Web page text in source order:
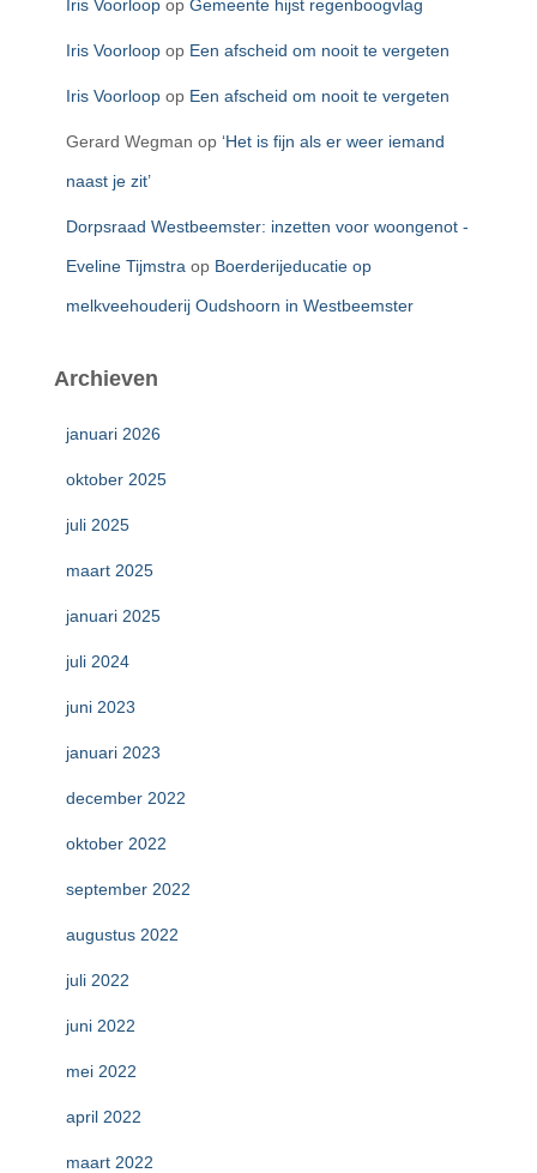
Iris Voorloop op Gemeente hijst regenboogvlag
Iris Voorloop op Een afscheid om nooit te vergeten
Iris Voorloop op Een afscheid om nooit te vergeten
Gerard Wegman op ‘Het is fijn als er weer iemand
naast je zit’
Dorpsraad Westbeemster: inzetten voor woongenot -
Eveline Tijmstra op Boerderijeducatie op
melkveehouderij Oudshoorn in Westbeemster
Archieven
januari 2026
oktober 2025
juli 2025
maart 2025
januari 2025
juli 2024
juni 2023
januari 2023
december 2022
oktober 2022
september 2022
augustus 2022
juli 2022
juni 2022
mei 2022
april 2022
maart 2022